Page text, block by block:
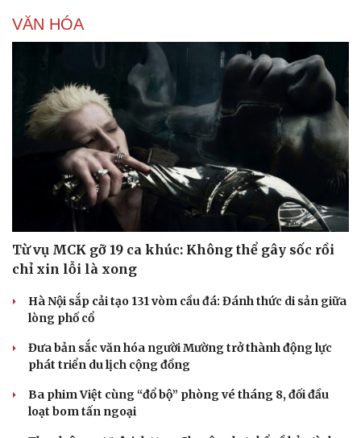
Văn hóa
Sân khấu - Điện ảnh
Âm nhạc
Giải trí
Nghệ sĩ
Thời trang
Sao Việt
VĂN HÓA
Từ vụ MCK gỡ 19 ca khúc: Không thể gây sốc rồi
chỉ xin lỗi là xong
Hà Nội sắp cải tạo 131 vòm cầu đá: Đánh thức di sản giữa
lòng phố cổ
Đưa bản sắc văn hóa người Mường trở thành động lực
phát triển du lịch cộng đồng
Ba phim Việt cùng “đổ bộ” phòng vé tháng 8, đối đầu
loạt bom tấn ngoại